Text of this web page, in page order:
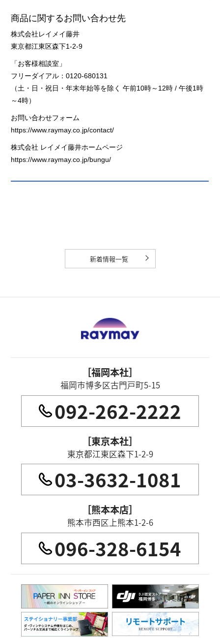
新着情報一覧
［福岡本社］
福岡市博多区古門戸町5-15
092-262-2222
［東京本社］
東京都江東区森下1-2-9
03-3632-1081
［熊本本店］
熊本市西区上熊本1-2-6
096-328-6154